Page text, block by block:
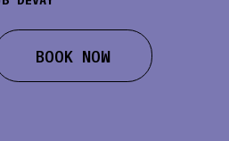
BOOK NOW